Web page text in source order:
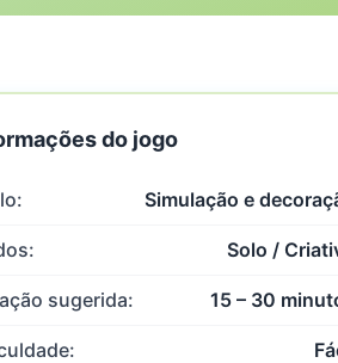
do jogo
Simulação e
Solo /
sugerida: 15 – 30